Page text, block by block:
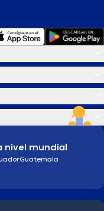
nivel mundial
Guatemala